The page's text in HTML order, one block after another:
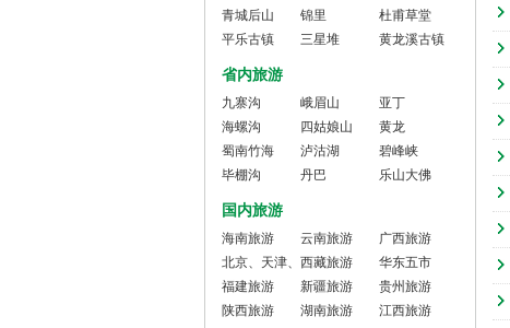
青城后山
锦里
杜甫草堂
平乐古镇
三星堆 黄龙溪古镇
省内旅游
九寨沟 峨眉山
亚丁
海螺沟
四姑娘山
黄龙
蜀南竹海
泸沽湖
碧峰峡
毕棚沟
丹巴 乐山大佛
国内旅游
海南旅游 云南旅游
广西旅游
北京、天津、
河北旅游
西藏旅游
华东五市
（沪、江浙）
旅游
福建旅游 新疆旅游
贵州旅游
陕西旅游
湖南旅游 江西旅游